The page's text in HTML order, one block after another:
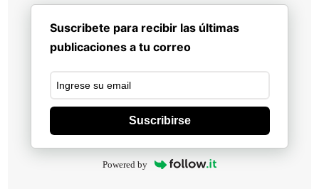
Suscribete para recibir las últimas
publicaciones a tu correo
Suscribirse
Powered by